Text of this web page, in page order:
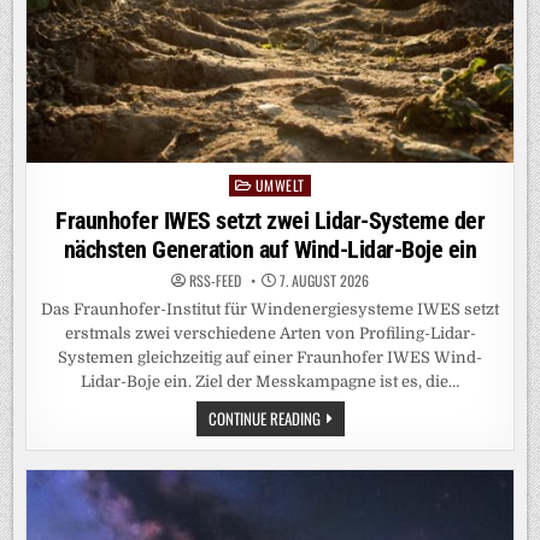
Posted
in
UMWELT
Fraunhofer IWES setzt zwei Lidar-Systeme der
nächsten Generation auf Wind-Lidar-Boje ein
RSS-FEED 7. AUGUST 2026
Das Fraunhofer-Institut für Windenergiesysteme IWES setzt
erstmals zwei verschiedene Arten von Profiling-Lidar-
Systemen gleichzeitig auf einer Fraunhofer IWES Wind-
Lidar-Boje ein. Ziel der Messkampagne ist es, die…
CONTINUE READINGFRAUNHOFER
IWES
SETZT
ZWEI